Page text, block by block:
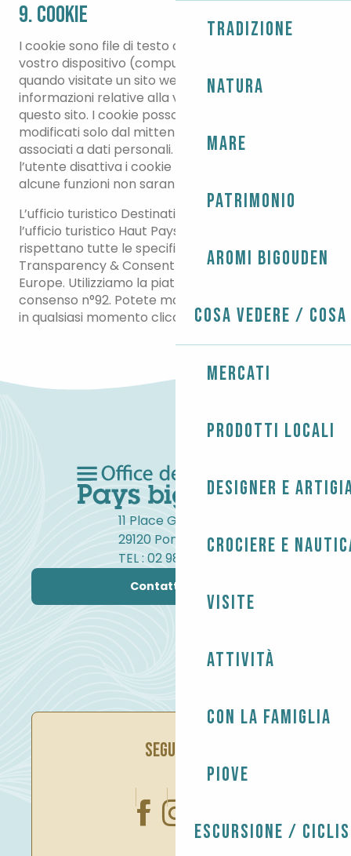
Tradizione
Natura
Mare
Patrimonio
Aromi Bigouden
Cosa vedere /
Mercati
Prodotti locali
Designer e
Crociere e
Visite
Attività
Con la famiglia
Piove
Escursione /
9. Cookie
I cookie sono file di testo che vengono installati sul
vostro dispositivo (computer, cellulare, tablet)
quando visitate un sito web. Registrano le
informazioni relative alla vostra navigazione su
questo sito. I cookie possono essere visualizzati o
modificati solo dal mittente. In nessun caso sono
associati a dati personali. Per motivi tecnici, se
l’utente disattiva i cookie nel proprio browser,
alcune funzioni non saranno accessibili.
L’ufficio turistico Destination Pays bigouden sud e
l’ufficio turistico Haut Pays bigouden partecipano e
rispettano tutte le specifiche e le politiche del
Transparency & Consent Framework di IAB
Europe. Utilizziamo la piattaforma di gestione del
consenso n°92. Potete modificare le vostre scelte
in qualsiasi momento cliccando qui.
11 Place Gambetta
29120 Pont-l'Abbé
TEL : 02 98 82 37 99
Contattateci
SEGUITECI